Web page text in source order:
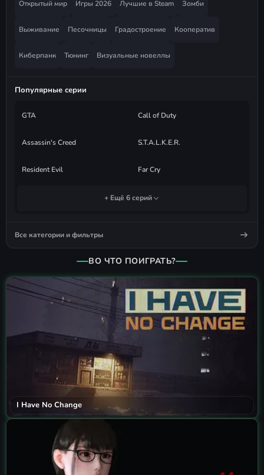
Открытый мир Игры 2026 Лучшие в Steam Зомби
Выживание Песочницы Градостроение Кооператив
Киберпанк Тюнинг Визуальные новеллы
Популярные серии
GTA Call of Duty
Assassin's Creed S.T.A.L.K.E.R.
Resident Evil Far Cry
+ Ещё 6 серий
Все категории и фильтры
ВО ЧТО ПОИГРАТЬ?
I Have No Change